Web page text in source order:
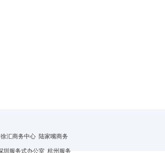
徐汇商务中心 陆家嘴商务
圳服务式办公室 杭州服务